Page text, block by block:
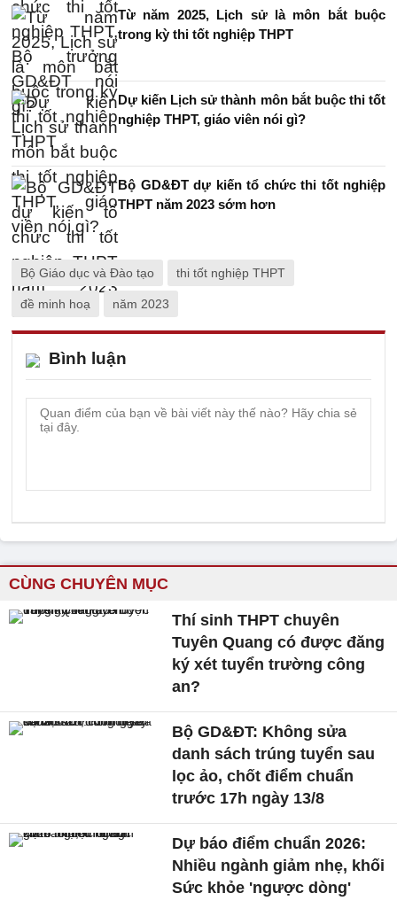
Từ năm 2025, Lịch sử là môn bắt buộc
trong kỳ thi tốt nghiệp THPT
Dự kiến Lịch sử thành môn bắt buộc thi tốt
nghiệp THPT, giáo viên nói gì?
Bộ GD&ĐT dự kiến tổ chức thi tốt nghiệp
THPT năm 2023 sớm hơn
Bộ Giáo dục và Đào tạo thi tốt nghiệp THPT
đề minh hoạ năm 2023
Bình luận
CÙNG CHUYÊN MỤC
Thí sinh THPT chuyên
Tuyên Quang có được đăng
ký xét tuyển trường công
an?
Bộ GD&ĐT: Không sửa
danh sách trúng tuyển sau
lọc ảo, chốt điểm chuẩn
trước 17h ngày 13/8
Dự báo điểm chuẩn 2026:
Nhiều ngành giảm nhẹ, khối
Sức khỏe 'ngược dòng'